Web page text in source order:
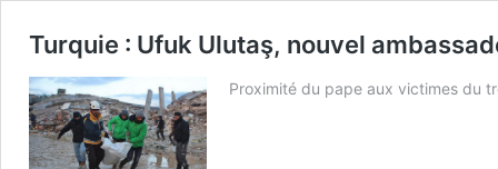
Turquie : Ufuk Ulutaş, nouvel
Proximité du pape aux victimes du